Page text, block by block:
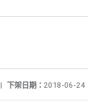
下架日期： 2018-06-24
|